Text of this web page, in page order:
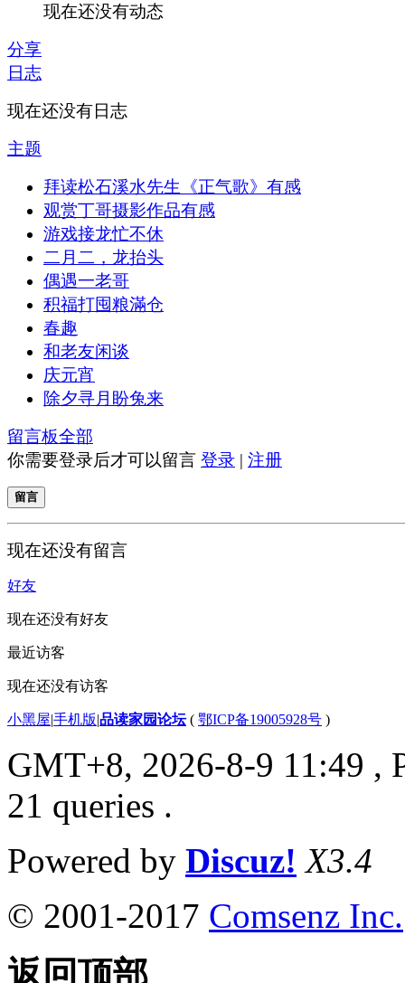
现在还没有动态
分享
日志
现在还没有日志
主题
拜读松石溪水先生《正气歌》有感
观赏丁哥摄影作品有感
游戏接龙忙不休
二月二，龙抬头
偶遇一老哥
积福打囤粮滿仓
春趣
和老友闲谈
庆元宵
除夕寻月盼兔来
留言板全部
你需要登录后才可以留言 登录 | 注册
留言
现在还没有留言
好友
现在还没有好友
最近访客
现在还没有访客
小黑屋|手机版|品读家园论坛( 鄂ICP备19005928号 )
GMT+8, 2026-8-9 11:49 ,
21 queries .
Powered by Discuz! X3.4
© 2001-2017 Comsenz Inc.
返回顶部